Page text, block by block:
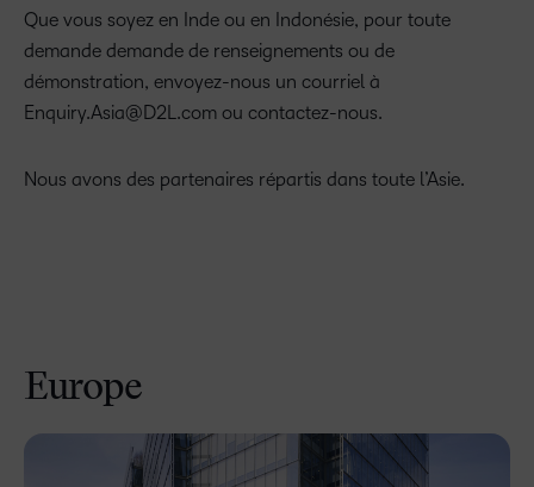
Que vous soyez en Inde ou en Indonésie, pour toute
demande demande de renseignements ou de
démonstration, envoyez-nous un courriel à
Enquiry.Asia@D2L.com ou contactez-nous.
Nous avons des partenaires répartis dans toute l’Asie.
Europe